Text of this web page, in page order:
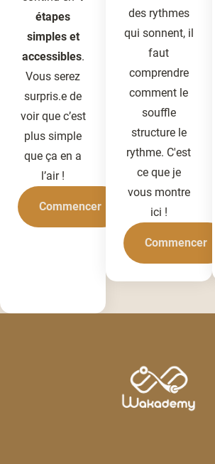
étapes
simples et
accessibles.
Vous serez
surpris.e de
voir que c’est
plus simple
que ça en a
l’air !
Commencer
des rythmes
qui sonnent, il
faut
comprendre
comment le
souffle
structure le
rythme. C'est
ce que je
vous montre
ici !
Commencer